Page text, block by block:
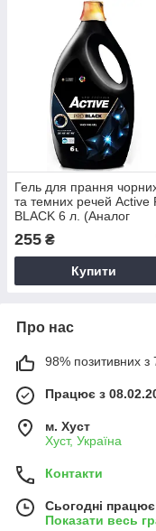
Гель для прання
та темних речей Active
BLACK 6 л. (Аналог
255 ₴
Купити
Про нас
98% позитивних з
Працює з
м. Хуст
Хуст, Україна
Контакти
Сьогодні
Показати весь